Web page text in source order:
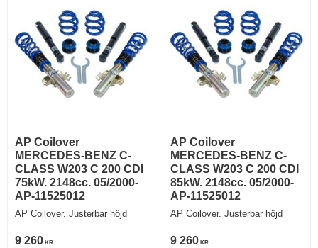
AP Coilover
MERCEDES-BENZ C-
CLASS W203 C 200 CDI
75kW. 2148cc. 05/2000-
AP-11525012
AP Coilover. Justerbar höjd
9 260 KR
AP Coilover
MERCEDES-BENZ C-
CLASS W203 C 200 CDI
85kW. 2148cc. 05/2000-
AP-11525012
AP Coilover. Justerbar höjd
9 260 KR